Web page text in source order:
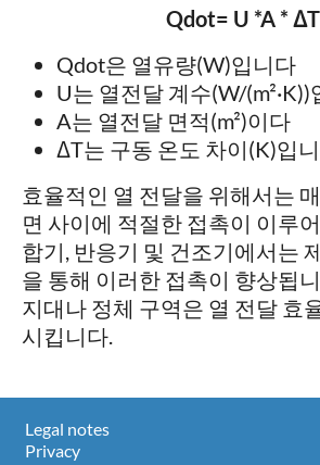
Qdot= U *A * ΔT
Qdot은 열유량(W)입니다
U는 열전달 계수(W/(m²·K))
A는 열전달 면적(m²)이다
ΔT는 구동 온도 차이(K)입
효율적인 열 전달을 위해서는
면 사이에 적절한 접촉이 이루
합기, 반응기 및 건조기에서는
을 통해 이러한 접촉이 향상됩
지대나 정체 구역은 열 전달 효
시킵니다.
Legal notes
Privacy